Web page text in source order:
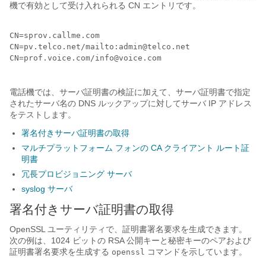
機で有効として受け入れられる CN エントリです。
CN=sprov.callme.com
CN=pv.telco.net/mailto:admin@telco.net
CN=prof.voice.com/info@voice.com
電話機では、サーバ証明書の検証に加えて、サーバ証明書で指定
されたサーバ名の DNS ルックアップに対してサーバ IP アドレス
をテストします。
署名付きサーバ証明書の取得
マルチプラットフォーム フォンの CA クライアント ルート証
明書
冗長プロビジョニング サーバ
syslog サーバ
署名付きサーバ証明書の取得
OpenSSL ユーティリティで、証明書署名要求を生成できます。
次の例は、1024 ビットの RSA 公開キーと秘密キーのペアおよび
証明書署名要求を生成する openssl コマンドを示しています。